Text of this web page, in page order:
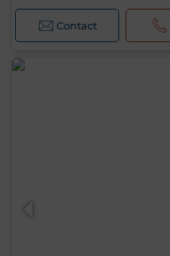
Contact